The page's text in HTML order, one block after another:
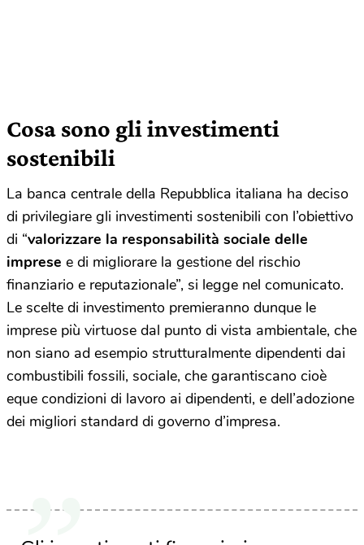
Cosa sono gli investimenti
sostenibili
La banca centrale della Repubblica italiana ha deciso
di privilegiare gli investimenti sostenibili con l’obiettivo
di “valorizzare la responsabilità sociale delle
imprese e di migliorare la gestione del rischio
finanziario e reputazionale”, si legge nel comunicato.
Le scelte di investimento premieranno dunque le
imprese più virtuose dal punto di vista ambientale, che
non siano ad esempio strutturalmente dipendenti dai
combustibili fossili, sociale, che garantiscano cioè
eque condizioni di lavoro ai dipendenti, e dell’adozione
dei migliori standard di governo d’impresa.